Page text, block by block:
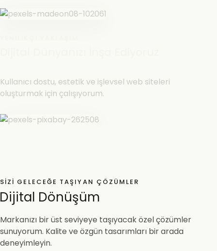
Kullanıcı dostu, estetik ve işlevsel web siteleri
oluşturmak için çalışıyorum.
SIZI GELECEĞE TAŞIYAN ÇÖZÜMLER
Dijital Dönüşüm
Markanızı bir üst seviyeye taşıyacak özel çözümler
sunuyorum. Kalite ve özgün tasarımları bir arada
deneyimleyin.